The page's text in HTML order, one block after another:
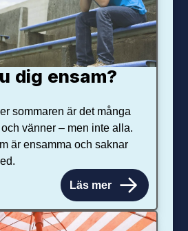
dig ensam?
sommaren är det många
vänner – men inte alla.
är ensamma och saknar
Läs mer